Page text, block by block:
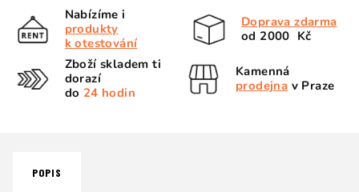
Nabízíme i
produkty
k otestování
Doprava zdarma
od 2000 Kč
Zboží skladem ti
dorazí
do 24 hodin
Kamenná
prodejna v Praze
POPIS